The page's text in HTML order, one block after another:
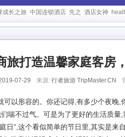
成长之旅 中国连锁酒店 先之 酒店女神
旅打造温馨家庭客房
07-29 来源: 行者旅游 TripMaster.CN
以形容的。你还记得,有多少个夜晚,
喘不过气。可是为了更好的生活质量
”,这个看似简单的节日里,其实是来